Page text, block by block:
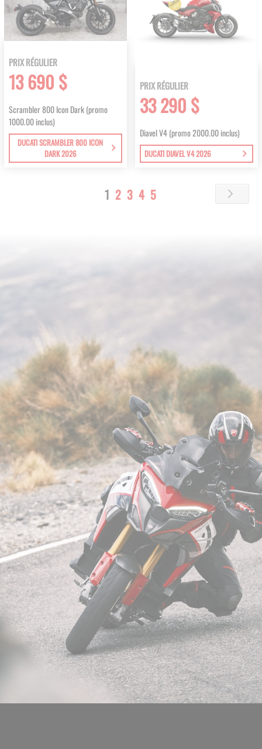
PRIX RÉGULIER
13 690 $
Scrambler 800 Icon Dark (promo
1000.00 inclus)
DUCATI SCRAMBLER 800 ICON
DARK 2026
PRIX RÉGULIER
33 290 $
Diavel V4 (promo 2000.00 inclus)
DUCATI DIAVEL V4 2026
Page
You're
1 Page
2 Page
3 Page
4 Page
5